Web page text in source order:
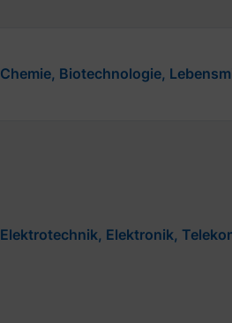
Chemie, Biotechnologie,
Elektrotechnik, Elektronik,